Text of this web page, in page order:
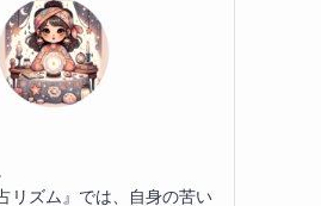
リズム』では、自身の苦い